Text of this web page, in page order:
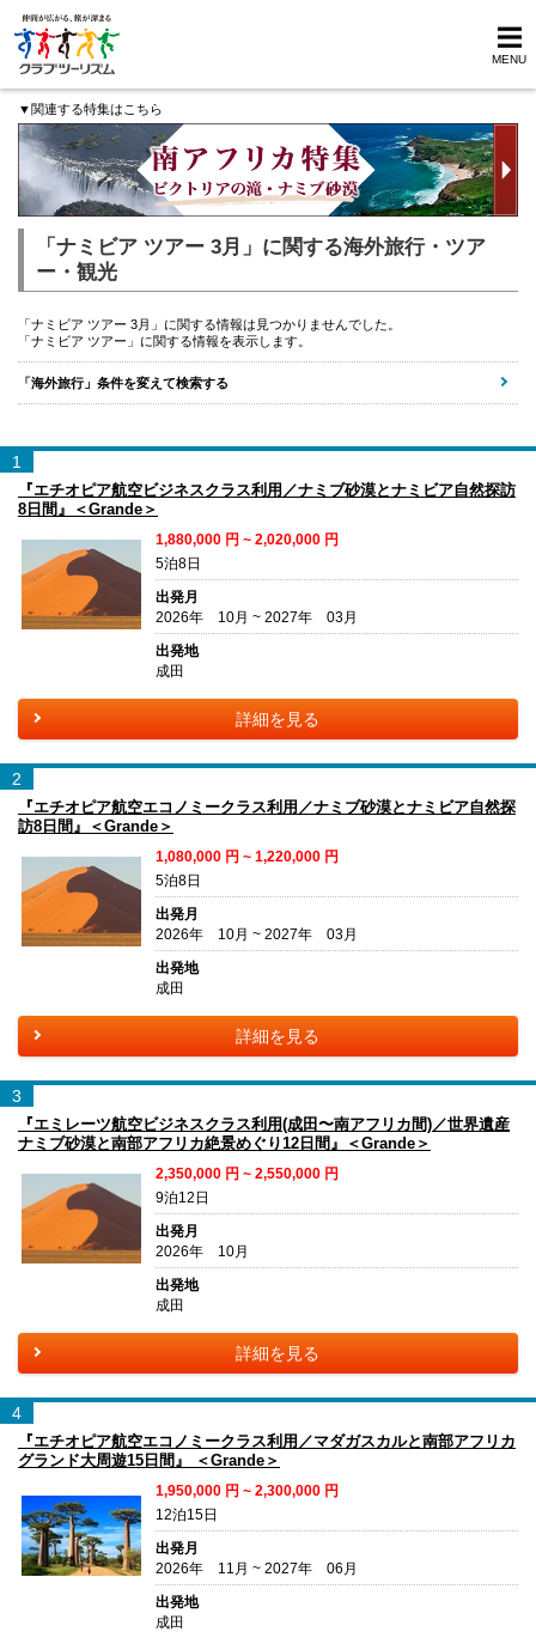
MENU
▼関連する特集はこちら
「ナミビア ツアー 3月」に関する海外旅行・ツア
ー・観光
「ナミビア ツアー 3月」に関する情報は見つかりませんでした。
「ナミビア ツアー」に関する情報を表示します。
「海外旅行」条件を変えて検索する
1
『エチオピア航空ビジネスクラス利用／ナミブ砂漠とナミビア自然探訪
8日間』＜Grande＞
1,880,000 円 ~ 2,020,000 円
5泊8日
出発月
2026年 10月 ~ 2027年 03月
出発地
成田
詳細を見る
2
『エチオピア航空エコノミークラス利用／ナミブ砂漠とナミビア自然探
訪8日間』＜Grande＞
1,080,000 円 ~ 1,220,000 円
5泊8日
出発月
2026年 10月 ~ 2027年 03月
出発地
成田
詳細を見る
3
『エミレーツ航空ビジネスクラス利用(成田〜南アフリカ間)／世界遺産
ナミブ砂漠と南部アフリカ絶景めぐり12日間』＜Grande＞
2,350,000 円 ~ 2,550,000 円
9泊12日
出発月
2026年 10月
出発地
成田
詳細を見る
4
『エチオピア航空エコノミークラス利用／マダガスカルと南部アフリカ
グランド大周遊15日間』 ＜Grande＞
1,950,000 円 ~ 2,300,000 円
12泊15日
出発月
2026年 11月 ~ 2027年 06月
出発地
成田